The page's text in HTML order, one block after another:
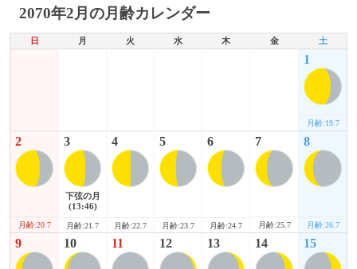
2070年2月の月齢カレンダー
日 月 火 水 木 金 土
1
月齢:19.7
2
月齢:20.7
3
下弦の月
(13:46)
月齢:21.7
4
月齢:22.7
5
月齢:23.7
6
月齢:24.7
7
月齢:25.7
8
月齢:26.7
9 10 11 12 13 14 15